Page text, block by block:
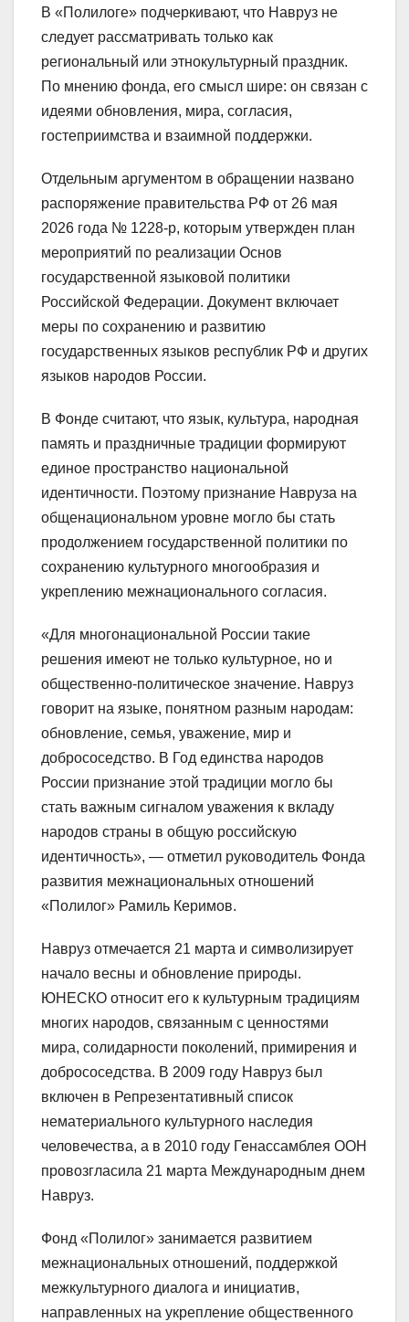
В «Полилоге» подчеркивают, что Навруз не
следует рассматривать только как
региональный или этнокультурный праздник.
По мнению фонда, его смысл шире: он связан с
идеями обновления, мира, согласия,
гостеприимства и взаимной поддержки.
Отдельным аргументом в обращении названо
распоряжение правительства РФ от 26 мая
2026 года № 1228-р, которым утвержден план
мероприятий по реализации Основ
государственной языковой политики
Российской Федерации. Документ включает
меры по сохранению и развитию
государственных языков республик РФ и других
языков народов России.
В Фонде считают, что язык, культура, народная
память и праздничные традиции формируют
единое пространство национальной
идентичности. Поэтому признание Навруза на
общенациональном уровне могло бы стать
продолжением государственной политики по
сохранению культурного многообразия и
укреплению межнационального согласия.
«Для многонациональной России такие
решения имеют не только культурное, но и
общественно-политическое значение. Навруз
говорит на языке, понятном разным народам:
обновление, семья, уважение, мир и
добрососедство. В Год единства народов
России признание этой традиции могло бы
стать важным сигналом уважения к вкладу
народов страны в общую российскую
идентичность», — отметил руководитель Фонда
развития межнациональных отношений
«Полилог» Рамиль Керимов.
Навруз отмечается 21 марта и символизирует
начало весны и обновление природы.
ЮНЕСКО относит его к культурным традициям
многих народов, связанным с ценностями
мира, солидарности поколений, примирения и
добрососедства. В 2009 году Навруз был
включен в Репрезентативный список
нематериального культурного наследия
человечества, а в 2010 году Генассамблея ООН
провозгласила 21 марта Международным днем
Навруз.
Фонд «Полилог» занимается развитием
межнациональных отношений, поддержкой
межкультурного диалога и инициатив,
направленных на укрепление общественного